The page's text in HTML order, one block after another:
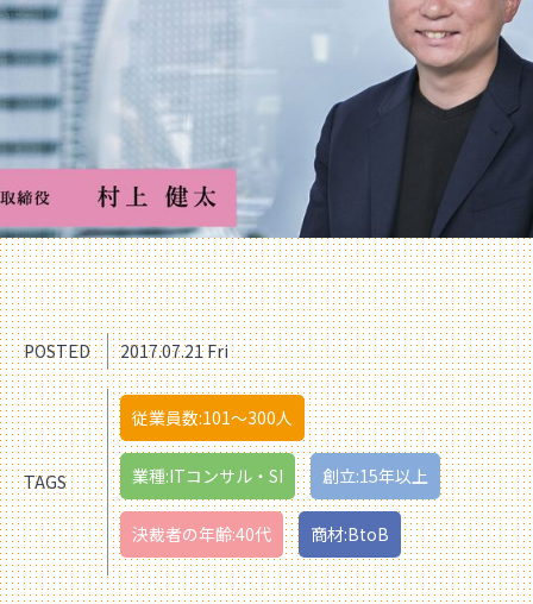
POSTED 2017.07.21 Fri
TAGS
従業員数:101〜300人
業種:ITコンサル・SI 創立:15年以上
決裁者の年齢:40代 商材:BtoB